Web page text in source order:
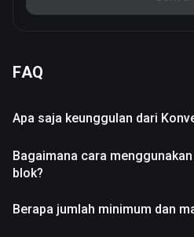
FAQ
Apa saja keunggulan dari
Bagaimana cara
blok?
Berapa jumlah minimum dan